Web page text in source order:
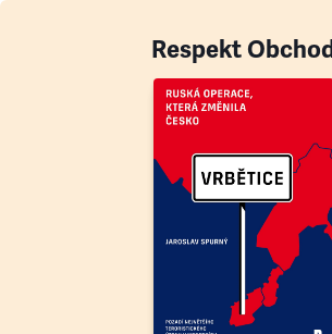
Respekt Obchod